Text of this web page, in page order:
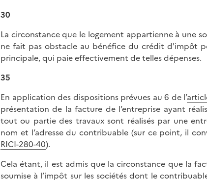
30
La circonstance que le logement appartienne à une
ne fait pas obstacle au bénéfice du crédit d'impôt
principale, qui paie effectivement de telles dépenses.
35
En application des dispositions prévues au 6 de l’
présentation de la facture de l’entreprise ayant
tout ou partie des travaux sont réalisés par une
nom et l’adresse du contribuable (sur ce point, il
RICI-280-40).
Cela étant, il est admis que la circonstance que la
soumise à l’impôt sur les sociétés dont le